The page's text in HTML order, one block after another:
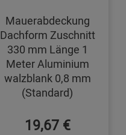
Mauerabdeckung
Dachform Zuschnitt
330 mm Länge 1
Meter Aluminium
walzblank 0,8 mm
(Standard)
19,67 €